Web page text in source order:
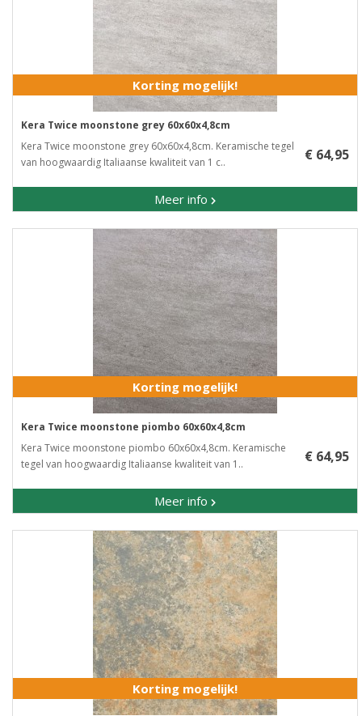
Korting mogelijk!
Kera Twice moonstone grey 60x60x4,8cm
Kera Twice moonstone grey 60x60x4,8cm. Keramische tegel
van hoogwaardig Italiaanse kwaliteit van 1 c..
Meer info
€ 64,95
Korting mogelijk!
Kera Twice moonstone piombo 60x60x4,8cm
Kera Twice moonstone piombo 60x60x4,8cm. Keramische
tegel van hoogwaardig Italiaanse kwaliteit van 1..
Meer info
€ 64,95
Korting mogelijk!